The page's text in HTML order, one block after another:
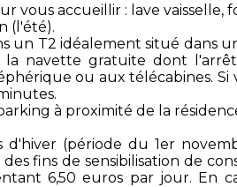
vous accueillir : lave vaisselle,
(l'été).
un T2 idéalement situé dans
la navette gratuite dont
ou aux télécabines.
à proximité de la
(période du 1er
fins de sensibilisation de
6,50 euros par jour. En